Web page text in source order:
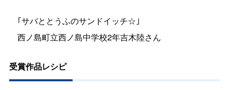
｢サバととうふのサンドイッチ☆｣
西ノ島町立西ノ島中学校2年吉木陸さん
受賞作品レシピ